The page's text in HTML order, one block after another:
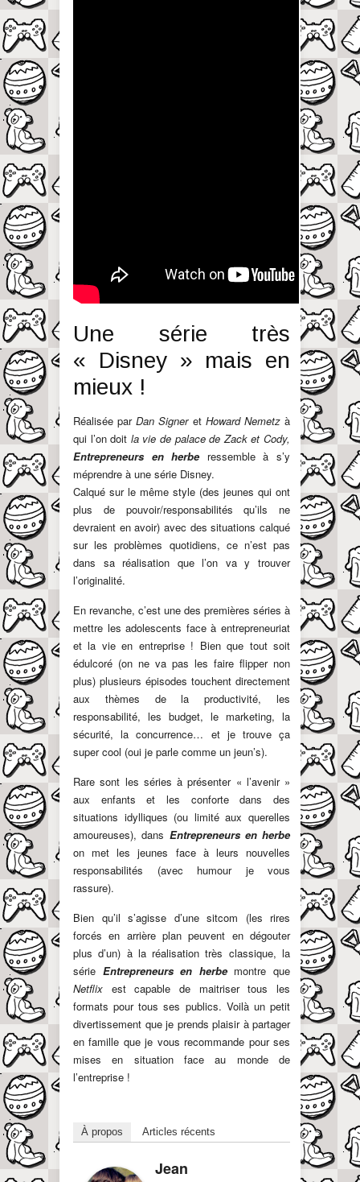
Une série très
« Disney » mais en
mieux !
Réalisée parDan Signeret Howard Nemetzà
qui l’on doit la vie de palace de Zack et Cody,
Entrepreneurs en herbe ressemble à s’y
méprendre à une série Disney.
Calqué sur le même style (des jeunes qui ont
plus de pouvoir/responsabilités qu’ils ne
devraient en avoir) avec des situations calqué
sur les problèmes quotidiens, ce n’est pas
dans sa réalisation que l’on va y trouver
l’originalité.
En revanche, c’est une des premières séries à
mettre les adolescents face à entrepreneuriat
et la vie en entreprise ! Bien que tout soit
édulcoré (on ne va pas les faire flipper non
plus) plusieurs épisodes touchent directement
aux thèmes de la productivité, les
responsabilité, les budget, le marketing, la
sécurité, la concurrence… et je trouve ça
super cool (oui je parle comme un jeun’s).
Rare sont les séries à présenter « l’avenir »
aux enfants et les conforte dans des
situations idylliques (ou limité aux querelles
amoureuses), dans Entrepreneurs en herbe
on met les jeunes face à leurs nouvelles
responsabilités (avec humour je vous
rassure).
Bien qu’il s’agisse d’une sitcom (les rires
forcés en arrière plan peuvent en dégouter
plus d’un) à la réalisation très classique, la
série Entrepreneurs en herbe montre que
Netflix est capable de maitriser tous les
formats pour tous ses publics. Voilà un petit
divertissement que je prends plaisir à partager
en famille que je vous recommande pour ses
mises en situation face au monde de
l’entreprise !
À propos Articles récents
Jean